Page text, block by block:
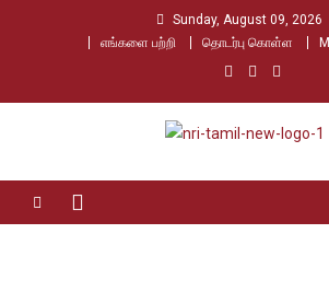
Sunday, August 09, 2026
எங்களை பற்றி
தொடர்பு கொள்ள
Nri Tamil